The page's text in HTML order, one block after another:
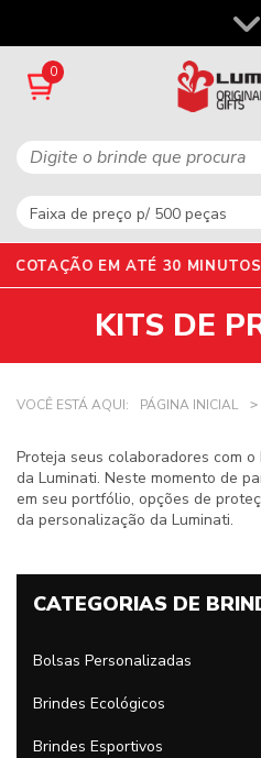
0
EM ATÉ 30
KITS DE
VOCÊ ESTÁ AQUI: PÁGINA INICIAL
Proteja seus colaboradores com o
da Luminati. Neste momento de
em seu portfólio, opções de
da personalização da Luminati.
CATEGORIAS DE
Bolsas Personalizadas
Brindes Ecológicos
Brindes Esportivos